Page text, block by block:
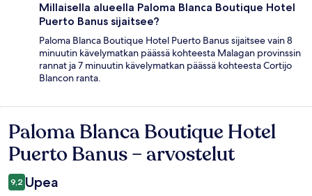
Millaisella alueella Paloma Blanca Boutique Hotel
Puerto Banus sijaitsee?
Paloma Blanca Boutique Hotel Puerto Banus sijaitsee vain 8
minuutin kävelymatkan päässä kohteesta Malagan provinssin
rannat ja 7 minuutin kävelymatkan päässä kohteesta Cortijo
Blancon ranta.
Arvostelut
Paloma Blanca Boutique Hotel
Puerto Banus – arvostelut
9,2 Upea